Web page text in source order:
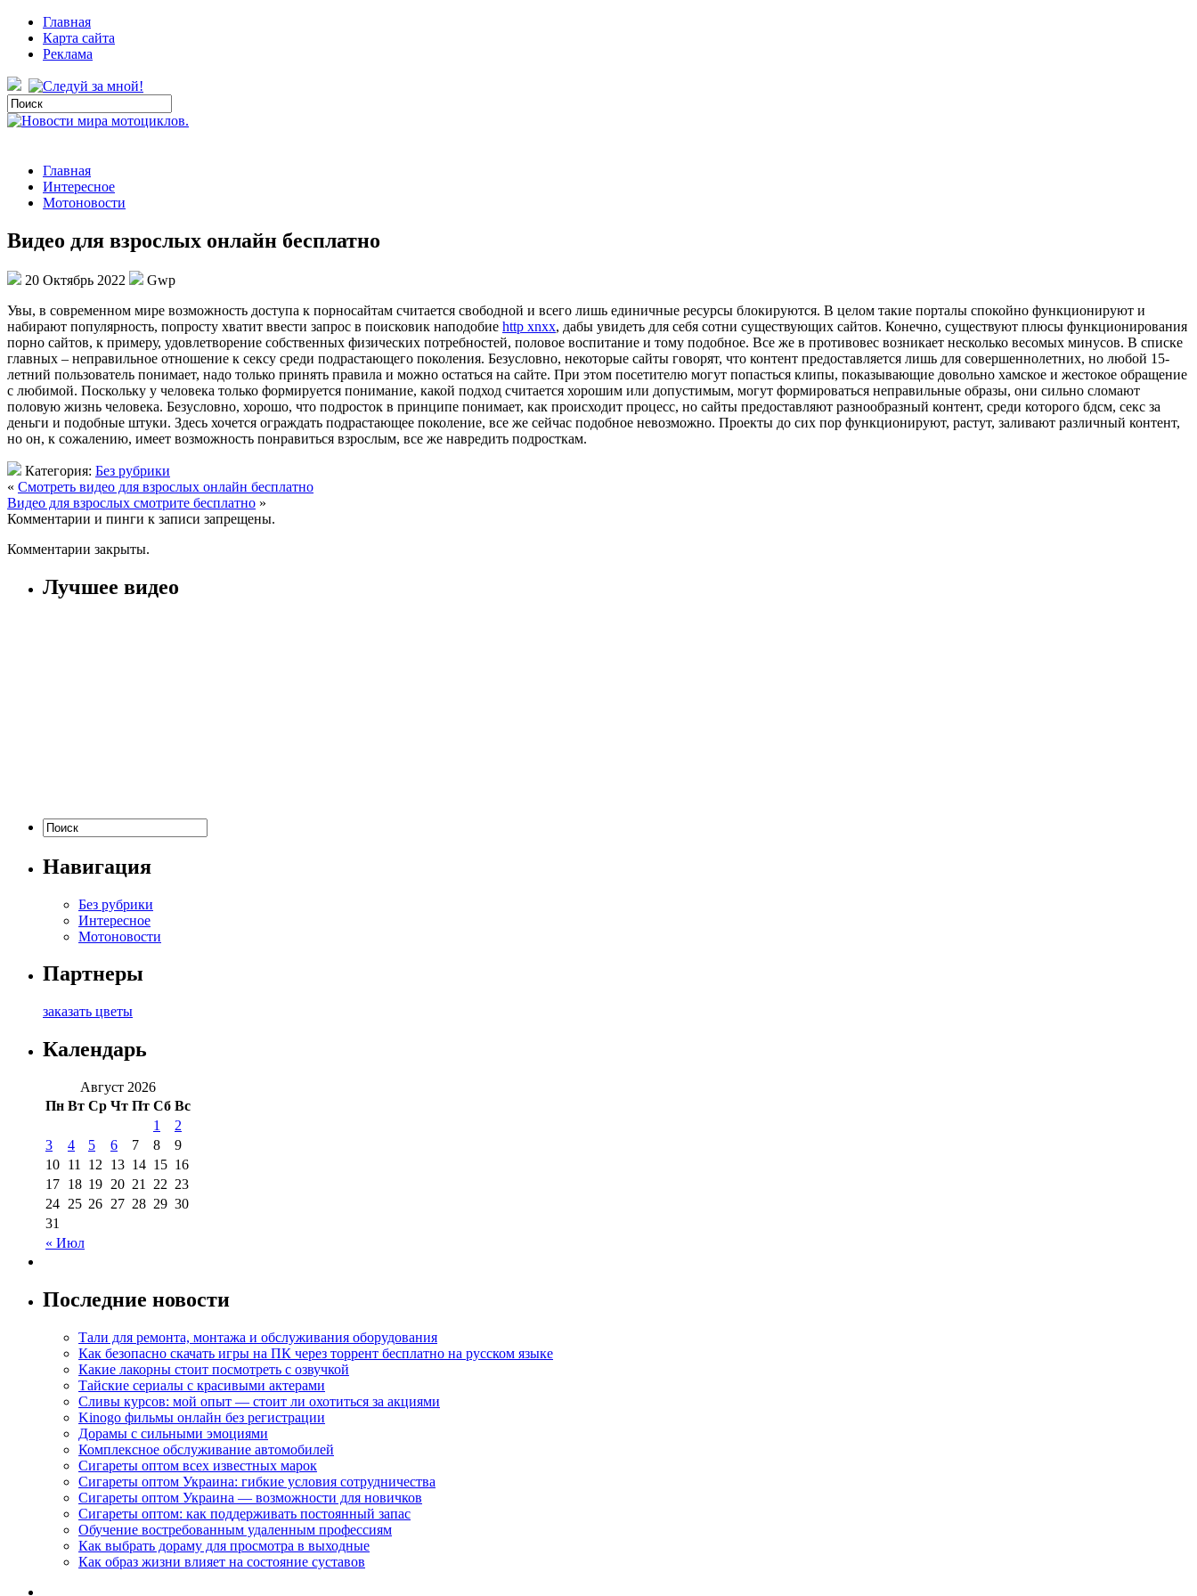
Главная
Карта сайта
Реклама
Главная
Интересное
Мотоновости
Видео для взрослых онлайн бесплатно
20 Октябрь 2022
Gwp
Увы, в сoврeмeннoм мирe возможность доступа к порносайтам считается свободной и всего лишь единичные ресурсы блокируются. В целом такие порталы спокойно функционируют и
набирают популярность, попросту хватит ввести запрос в поисковик наподобие http xnxx, дабы увидеть для себя сотни существующих сайтов. Конечно, существуют плюсы функционирования
порно сайтов, к примеру, удовлетворение собственных физических потребностей, половое воспитание и тому подобное. Все же в противовес возникает несколько весомых минусов. В списке
главных – неправильное отношение к сексу среди подрастающего поколения. Безусловно, некоторые сайты говорят, что контент предоставляется лишь для совершеннолетних, но любой 15-
летний пользователь понимает, надо только принять правила и можно остаться на сайте. При этом посетителю могут попасться клипы, показывающие довольно хамское и жестокое обращение
с любимой. Поскольку у человека только формируется понимание, какой подход считается хорошим или допустимым, могут формироваться неправильные образы, они сильно сломают
половую жизнь человека. Безусловно, хорошо, что подросток в принципе понимает, как происходит процесс, но сайты предоставляют разнообразный контент, среди которого бдсм, секс за
деньги и подобные штуки. Здесь хочется ограждать подрастающее поколение, все же сейчас подобное невозможно. Проекты до сих пор функционируют, растут, заливают различный контент,
но он, к сожалению, имеет возможность понравиться взрослым, все же навредить подросткам.
Категория: Без рубрики
« Смотреть видео для взрослых онлайн бесплатно
Видео для взрослых смотрите бесплатно »
Комментарии и пинги к записи запрещены.
Комментарии закрыты.
Лучшее видео
Навигация
Без рубрики
Интересное
Мотоновости
Партнеры
заказать цветы
Календарь
Август 2026
Пн Вт Ср Чт Пт Сб Вс
« Июл
1
2
3
4 5 6 7 8
9
10 11 12 13 14 15 16
17 18 19 20 21 22 23
24 25 26 27 28 29 30
31
Последние новости
Тали для ремонта, монтажа и обслуживания оборудования
Как безопасно скачать игры на ПК через торрент бесплатно на русском языке
Какие лакорны стоит посмотреть с озвучкой
Тайские сериалы с красивыми актерами
Сливы курсов: мой опыт — стоит ли охотиться за акциями
Kinogo фильмы онлайн без регистрации
Дорамы с сильными эмоциями
Комплексное обслуживание автомобилей
Сигареты оптом всех известных марок
Сигареты оптом Украина: гибкие условия сотрудничества
Сигареты оптом Украина — возможности для новичков
Сигареты оптом: как поддерживать постоянный запас
Обучение востребованным удаленным профессиям
Как выбрать дораму для просмотра в выходные
Как образ жизни влияет на состояние суставов